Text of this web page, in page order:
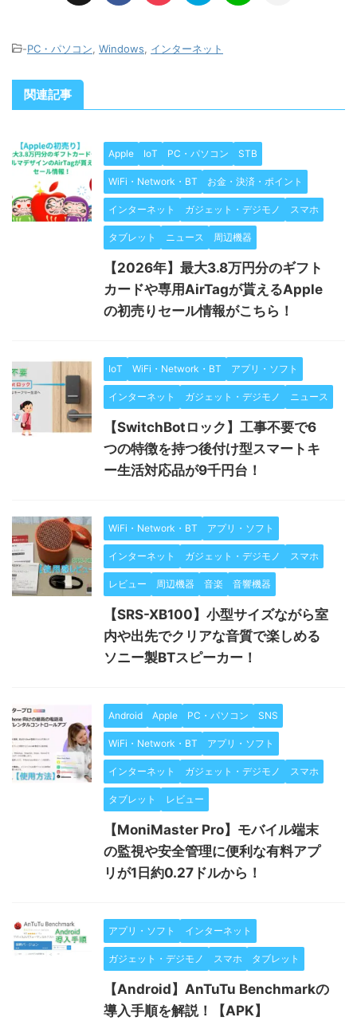
-PC・パソコン, Windows, インターネット
関連記事
Apple IoT PC・パソコン STB
WiFi・Network・BT お金・決済・ポイント
インターネット ガジェット・デジモノ スマホ
タブレット ニュース 周辺機器
【2026年】最大3.8万円分のギフト
カードや専用AirTagが貰えるApple
の初売りセール情報がこちら！
IoT WiFi・Network・BT アプリ・ソフト
インターネット ガジェット・デジモノ ニュース
【SwitchBotロック】工事不要で6
つの特徴を持つ後付け型スマートキ
ー生活対応品が9千円台！
WiFi・Network・BT アプリ・ソフト
インターネット ガジェット・デジモノ スマホ
レビュー 周辺機器 音楽 音響機器
【SRS-XB100】小型サイズながら室
内や出先でクリアな音質で楽しめる
ソニー製BTスピーカー！
Android Apple PC・パソコン SNS
WiFi・Network・BT アプリ・ソフト
インターネット ガジェット・デジモノ スマホ
タブレット レビュー
【MoniMaster Pro】モバイル端末
の監視や安全管理に便利な有料アプ
リが1日約0.27ドルから！
アプリ・ソフト インターネット
ガジェット・デジモノ スマホ タブレット
【Android】AnTuTu Benchmarkの
導入手順を解説！【APK】